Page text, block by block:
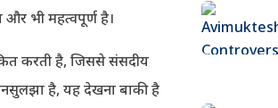
भी महत्वपूर्ण है।
करती है, जिससे संसदीय
है, यह देखना बाकी है